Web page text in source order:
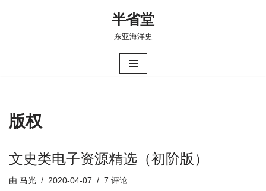
半省堂
东亚海洋史
版权
文史类电子资源精选（初阶版）
由 马光 2020-04-07 7 评论